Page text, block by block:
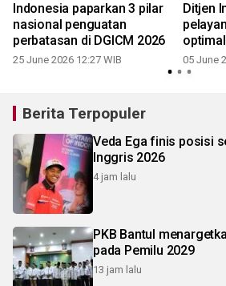
Indonesia paparkan 3 pilar
nasional penguatan
perbatasan di DGICM 2026
25 June 2026 12:27 WIB
Ditjen
05 June
Berita Terpopuler
Veda Ega finis posisi
Inggris 2026
4 jam lalu
PKB Bantul
pada Pemilu 2029
13 jam lalu